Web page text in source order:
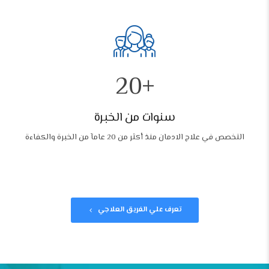
5
6
7
8
9
0
6
7
8
9
0
0
1
2
5
6
7
0
1
2
5
6
7
+
سنوات من الخبرة
التخصص في علاج الادمان منذ أكثر من 20 عامآ من الخبرة والكفاءة
تعرف علي الفريق العلاجي